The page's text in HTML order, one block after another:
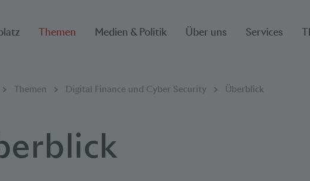
Themen Medien & Politik Über uns Services
Themen Digital Finance und Cyber Security Überblick